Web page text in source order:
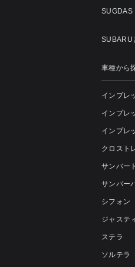
SUGDAS
SUBARU
車種から
インプレ
インプレ
インプレ
クロスト
サンバー
サンバー
シフォン
ジャステ
ステラ
ソルテラ